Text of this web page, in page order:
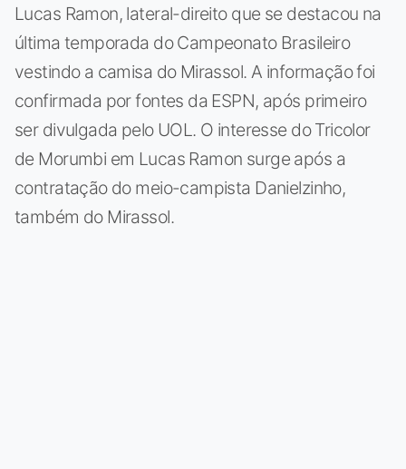
Lucas Ramon, lateral-direito que se destacou na
última temporada do Campeonato Brasileiro
vestindo a camisa do Mirassol. A informação foi
confirmada por fontes da ESPN, após primeiro
ser divulgada pelo UOL. O interesse do Tricolor
de Morumbi em Lucas Ramon surge após a
contratação do meio-campista Danielzinho,
também do Mirassol.